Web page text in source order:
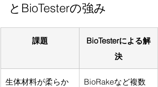
とBioTesterの強み
課題
BioTesterによる解
決
生体材料が柔らか
BioRakeなど複数